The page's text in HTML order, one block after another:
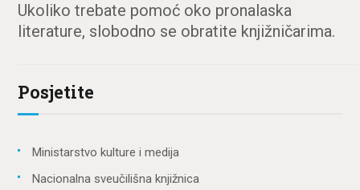
Ukoliko trebate pomoć oko pronalaska
literature, slobodno se obratite knjižničarima.
Posjetite
Ministarstvo kulture i medija
Nacionalna sveučilišna knjižnica